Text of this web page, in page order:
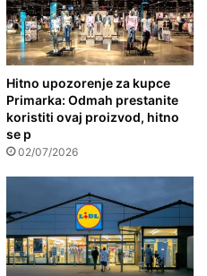
Hitno upozorenje za kupce
Primarka: Odmah prestanite
koristiti ovaj proizvod, hitno
se p
02/07/2026